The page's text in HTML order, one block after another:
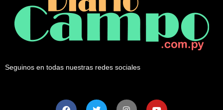
Seguinos en todas nuestras redes sociales